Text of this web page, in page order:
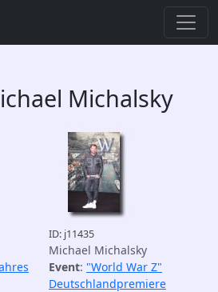
Michalsky
ID: j11435
Michael Michalsky
Event: "World War Z"
Deutschlandpremiere